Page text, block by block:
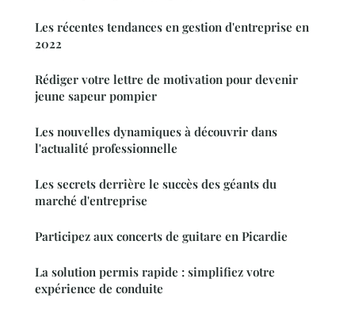
Les récentes tendances en gestion d'entreprise en
2022
Rédiger votre lettre de motivation pour devenir
jeune sapeur pompier
Les nouvelles dynamiques à découvrir dans
l'actualité professionnelle
Les secrets derrière le succès des géants du
marché d'entreprise
Participez aux concerts de guitare en Picardie
La solution permis rapide : simplifiez votre
expérience de conduite